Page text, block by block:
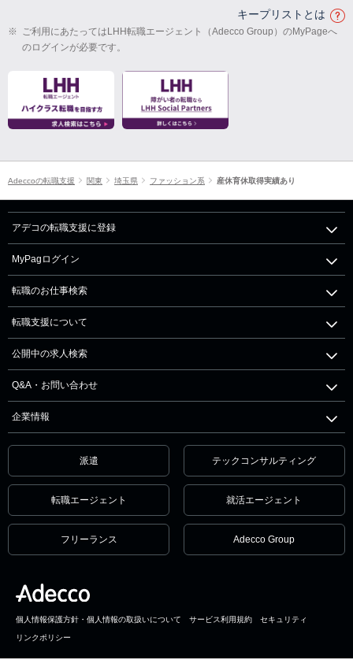
キープリストとは
※ ご利用にあたってはLHH転職エージェント（Adecco Group）のMyPageへ
のログインが必要です。
Adeccoの転職支援 関東 埼玉県 ファッション系 産休育休取得実績あり
アデコの転職支援に登録
MyPagログイン
転職のお仕事検索
転職支援について
公開中の求人検索
Q&A・お問い合わせ
企業情報
派遣 テックコンサルティング
転職エージェント 就活エージェント
フリーランス Adecco Group
個人情報保護方針・個人情報の取扱いについて サービス利用規約 セキュリティ
リンクポリシー